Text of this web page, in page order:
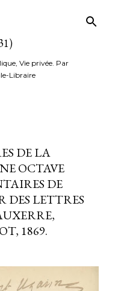
Vie privée. Par
Libraire
DE LA
OCTAVE
DE
DES LETTRES
1869.